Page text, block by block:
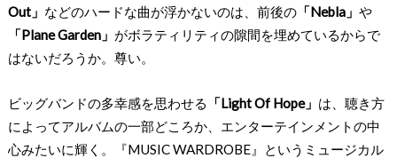
Out」 などのハードな曲が浮かないのは、前後の「Nebla」 や
「Plane Garden」 がボラティリティの隙間を埋めているからで
はないだろうか。尊い。
ビッグバンドの多幸感を思わせる 「Light Of Hope」 は、聴き方
によってアルバムの一部どころか、エンターテインメントの中
心みたいに輝く。『MUSIC WARDROBE』というミュージカル